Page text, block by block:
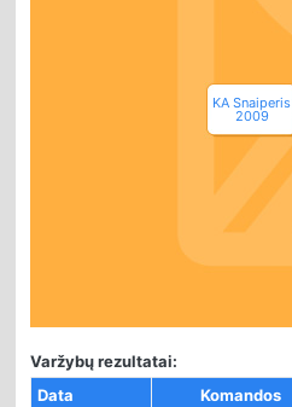
KA Snaiperis
2009
Varžybų rezultatai:
Data
Komandos